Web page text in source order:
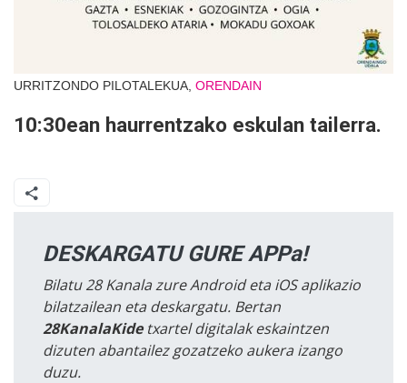
URRITZONDO PILOTALEKUA, ORENDAIN
10:30ean haurrentzako eskulan tailerra.
DESKARGATU GURE APPa!
Bilatu 28 Kanala zure Android eta iOS aplikazio
bilatzailean eta deskargatu. Bertan
28KanalaKidetxartel digitalak eskaintzen
dizuten abantailez gozatzeko aukera izango
duzu.